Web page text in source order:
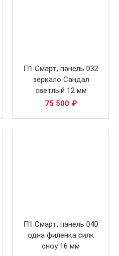
П1 Смарт, панель 032
зеркало Сандал
светлый 12 мм
75 500 ₽
П1 Смарт, панель 040
одна филенка силк
сноу 16 мм